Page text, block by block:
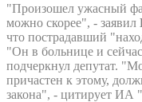
"Произошел ужасный
можно скорее", - заявил
что пострадавший
"Он в больнице и
подчеркнул депутат.
причастен к этому,
закона", - цитирует ИА